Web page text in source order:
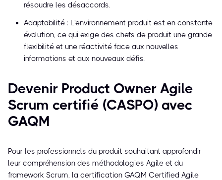
résoudre les désaccords.
Adaptabilité : L'environnement produit est en constante
évolution, ce qui exige des chefs de produit une grande
flexibilité et une réactivité face aux nouvelles
informations et aux nouveaux défis.
Devenir Product Owner Agile
Scrum certifié (CASPO) avec
GAQM
Pour les professionnels du produit souhaitant approfondir
leur compréhension des méthodologies Agile et du
framework Scrum, la certification GAQM Certified Agile